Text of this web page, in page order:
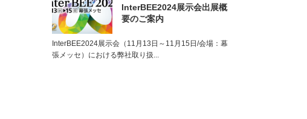
InterBEE2024展示会出展概
要のご案内
InterBEE2024展示会（11月13日～11月15日/会場：幕
張メッセ）における弊社取り扱...